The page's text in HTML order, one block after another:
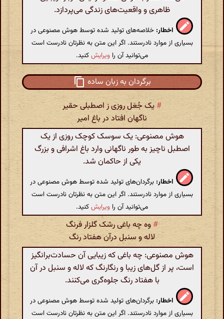
ظاهری و واقعیت‌های زندگی می‌پردازد.
اخطار: خلاصه‌های تولید شده توسط هوش مصنوعی در
بسیاری از موارد نادرستند. اگر این متن به نظرتان نادرست است
می‌توانید آن را ویرایشکنید.
برگردان به زبان ساده
#یک جُعَل روزی ز اصطبلی حقیر
ناگهان افتاد در باغ امیر
هوش مصنوعی: یک سوسک کوچک روزی از یک
اصطبل ناچیز به طور ناگهانی وارد باغ اشرافی و بزرگ
یکی از حاکمان شد.
اخطار: برگردان‌های تولید شده توسط هوش مصنوعی در
بسیاری از موارد نادرستند. اگر این متن به نظرتان نادرست است
می‌توانید آن را ویرایشکنید.
#وه چه باغی رشک گلزار فرنگ
لاله و سنبل درآن هفتاد رنگ
هوش مصنوعی: چه باغی که زیبایی آن حسادت‌برانگیز
است، پر از گل‌های زیبا و رنگارنگ که لاله و سنبل در آن
با هفتاد رنگ جلوه‌گری می‌کنند.
اخطار: برگردان‌های تولید شده توسط هوش مصنوعی در
بسیاری از موارد نادرستند. اگر این متن به نظرتان نادرست است